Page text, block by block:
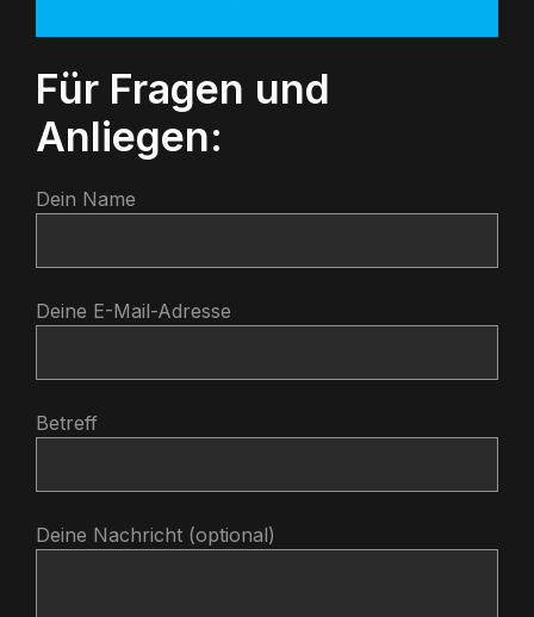
Für Fragen und
Anliegen:
Dein Name
Deine E-Mail-Adresse
Betreff
Deine Nachricht (optional)